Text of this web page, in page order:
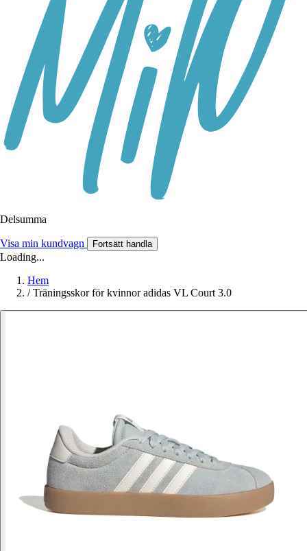
Delsumma
Visa min kundvagn Fortsätt handla
Loading...
Hem
/ Träningsskor för kvinnor adidas VL Court 3.0